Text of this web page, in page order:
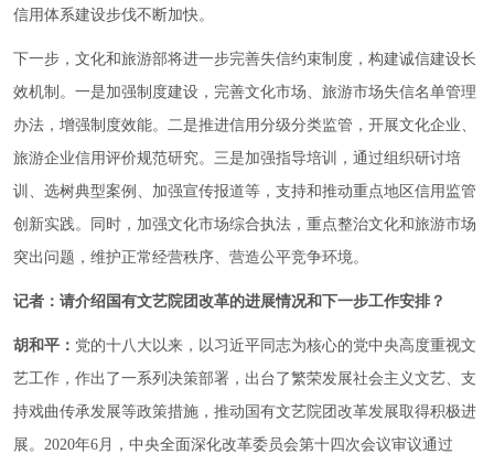
信用体系建设步伐不断加快。
下一步，文化和旅游部将进一步完善失信约束制度，构建诚信建设长
效机制。一是加强制度建设，完善文化市场、旅游市场失信名单管理
办法，增强制度效能。二是推进信用分级分类监管，开展文化企业、
旅游企业信用评价规范研究。三是加强指导培训，通过组织研讨培
训、选树典型案例、加强宣传报道等，支持和推动重点地区信用监管
创新实践。同时，加强文化市场综合执法，重点整治文化和旅游市场
突出问题，维护正常经营秩序、营造公平竞争环境。
记者：请介绍国有文艺院团改革的进展情况和下一步工作安排？
胡和平： 党的十八大以来，以习近平同志为核心的党中央高度重视文
艺工作，作出了一系列决策部署，出台了繁荣发展社会主义文艺、支
持戏曲传承发展等政策措施，推动国有文艺院团改革发展取得积极进
展。2020年6月，中央全面深化改革委员会第十四次会议审议通过